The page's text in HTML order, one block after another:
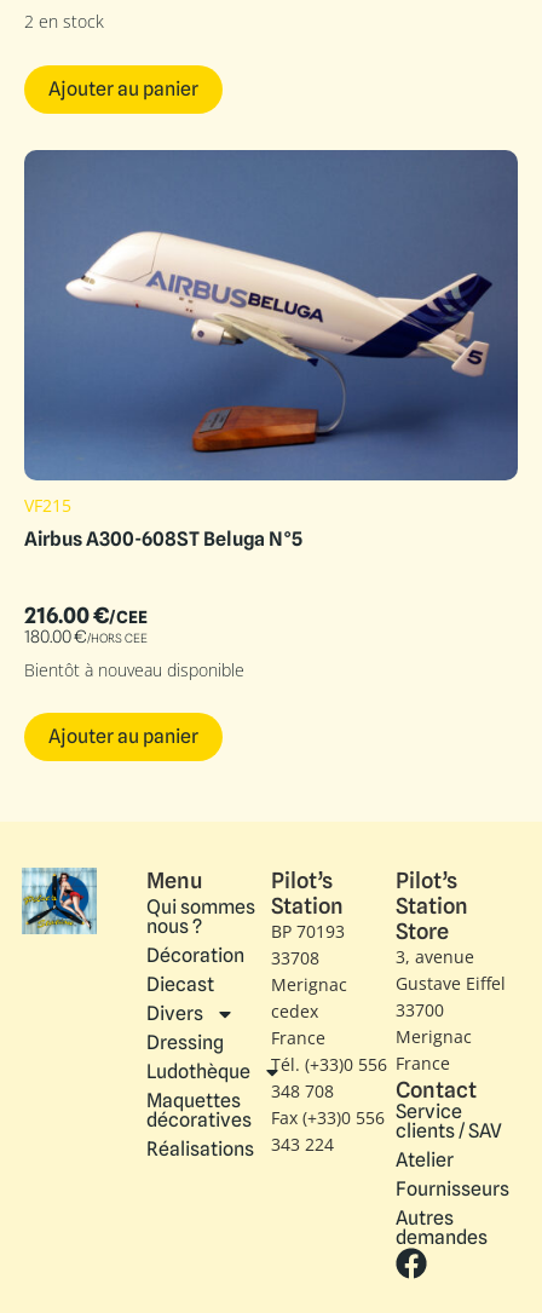
2 en stock
Ajouter au panier
VF215
Airbus A300-608ST Beluga N°5
216.00€/CEE
180.00€/HORS CEE
Bientôt à nouveau disponible
Ajouter au panier
Menu
Qui sommes
nous ?
Décoration
Diecast
Divers
Dressing
Ludothèque
Maquettes
décoratives
Réalisations
Pilot’s
Station
BP 70193
33708
Merignac
cedex
France
Tél. (+33)0 556
348 708
Fax (+33)0 556
343 224
Pilot’s
Station
Store
3, avenue
Gustave Eiffel​
33700
Merignac
France
Contact
Service
clients / SAV
Atelier
Fournisseurs
Autres
demandes